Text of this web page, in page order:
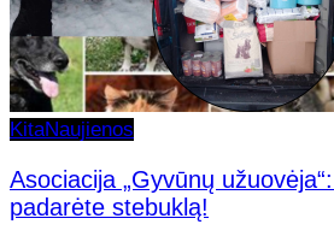
KitaNaujienos
Asociacija „Gyvūnų
padarėte stebuklą!